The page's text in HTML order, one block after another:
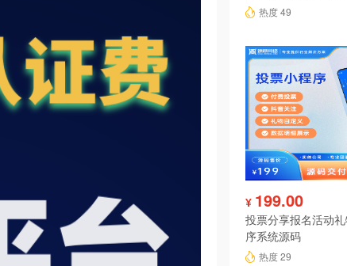
热度 49
¥ 199.00
投票分享报名活动
序系统源码
热度 29